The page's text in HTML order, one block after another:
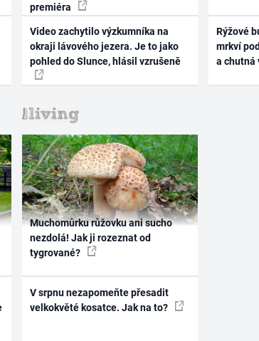
premiéra
Video zachytilo výzkumníka na
okraji lávového jezera. Je to jako
pohled do Slunce, hlásil vzrušeně
Rýžové
mrkví
a chutná
Muchomůrku růžovku ani sucho
nezdolá! Jak ji rozeznat od
tygrované?
V srpnu nezapomeňte přesadit
velkokvěté kosatce. Jak na to?